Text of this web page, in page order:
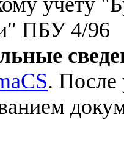
ПБУ 4/96
. После